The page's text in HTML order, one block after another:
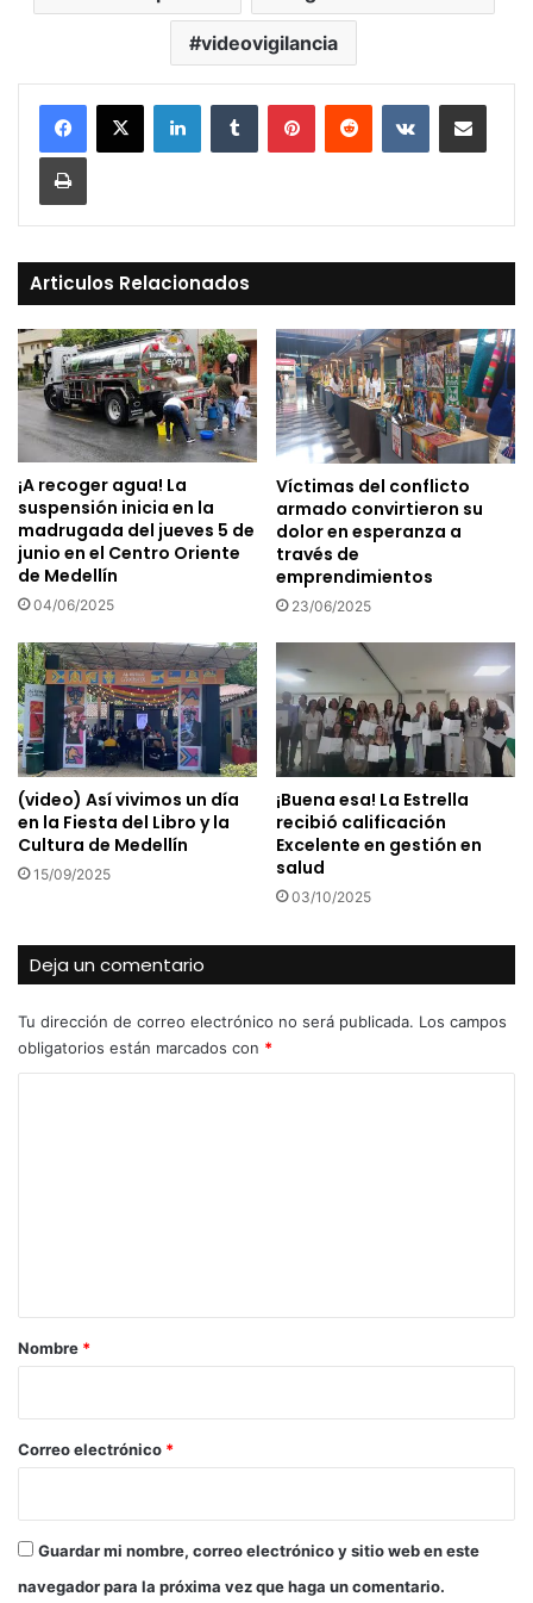
videovigilancia
LinkedInTumblr PinterestReddit VKontakteCompartir vía Mail
Print
Articulos Relacionados
¡A recoger agua! La
suspensión inicia en la
madrugada del jueves 5 de
junio en el Centro Oriente
de Medellín
04/06/2025
Víctimas del conflicto
armado convirtieron su
dolor en esperanza a
través de
emprendimientos
23/06/2025
(video) Así vivimos un día
en la Fiesta del Libro y la
Cultura de Medellín
15/09/2025
¡Buena esa! La Estrella
recibió calificación
Excelente en gestión en
salud
03/10/2025
Deja un comentario
Tu dirección de correo electrónico no será publicada. Los campos
obligatorios están marcados con *
r
*
Nombre *
Correo electrónico *
Guardar mi nombre, correo electrónico y sitio web en este
navegador para la próxima vez que haga un comentario.